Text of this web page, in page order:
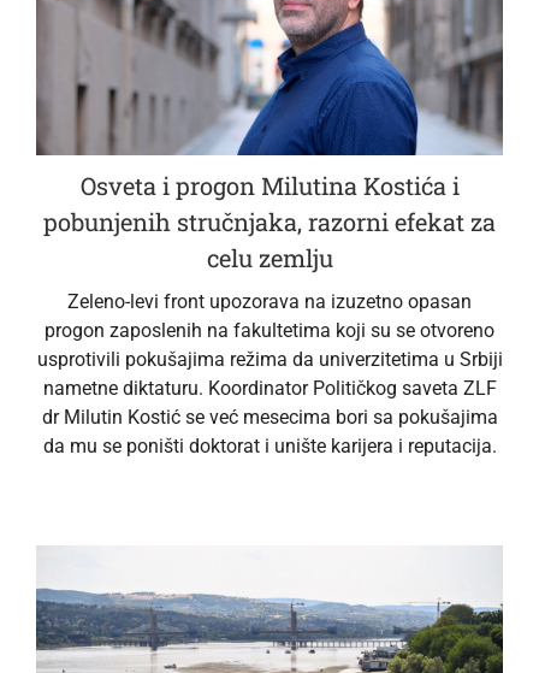
Osveta i progon Milutina Kostića i
pobunjenih stručnjaka, razorni efekat za
celu zemlju
Zeleno-levi front upozorava na izuzetno opasan
progon zaposlenih na fakultetima koji su se otvoreno
usprotivili pokušajima režima da univerzitetima u Srbiji
nametne diktaturu. Koordinator Političkog saveta ZLF
dr Milutin Kostić se već mesecima bori sa pokušajima
da mu se poništi doktorat i unište karijera i reputacija.